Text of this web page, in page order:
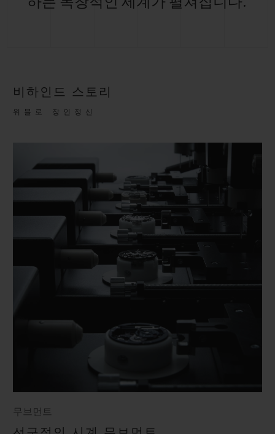
비하인드 스토리
위블로 장인정신
무브먼트